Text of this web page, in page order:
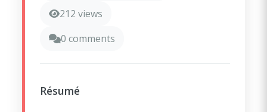
212 views
0 comments
Résumé